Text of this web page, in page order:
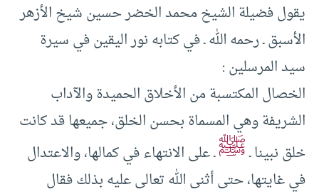
يقول فضيلة الشيخ محمد الخضر حسين شيخ الأزهر
الأسبق ـ رحمه الله ـ في كتابه نور اليقين في سيرة
سيد المرسلين :
الخصال المكتسبة من الأخلاق الحميدة والآداب
الشريفة وهي المسماة بحسن الخلق، جميعها قد كانت
خلق نبينا ـﷺـ على الانتهاء في كمالها، والاعتدال
في غايتها، حتى أثنى الله تعالى عليه بذلك فقال